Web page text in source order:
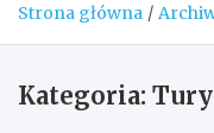
Strona główna
Kategoria: